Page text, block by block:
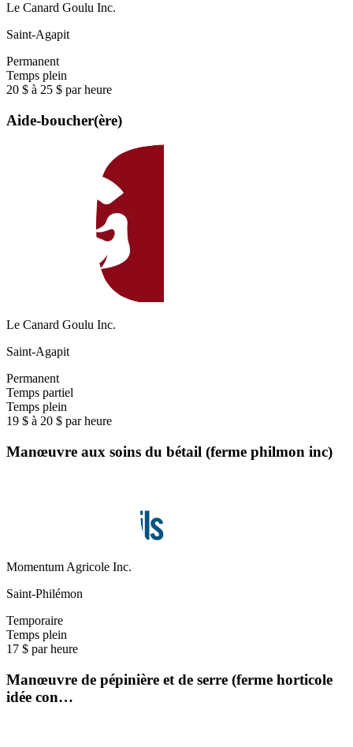
Le Canard Goulu Inc.
Saint-Agapit
Permanent
Temps plein
20 $ à 25 $ par heure
Aide-boucher(ère)
Le Canard Goulu Inc.
Saint-Agapit
Permanent
Temps partiel
Temps plein
19 $ à 20 $ par heure
Manœuvre aux soins du bétail (ferme philmon inc)
Momentum Agricole Inc.
Saint-Philémon
Temporaire
Temps plein
17 $ par heure
Manœuvre de pépinière et de serre (ferme horticole
idée con…